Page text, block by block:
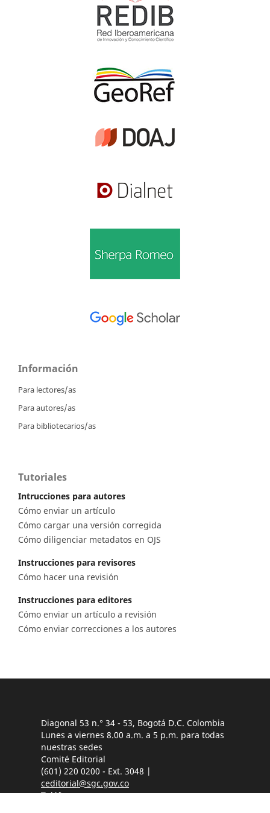
Información
Para lectores/as
Para autores/as
Para bibliotecarios/as
Tutoriales
Intrucciones para autores
Cómo enviar un artículo
Cómo cargar una versión corregida
Cómo diligenciar metadatos en OJS
Instrucciones para revisores
Cómo hacer una revisión
Instrucciones para editores
Cómo enviar un artículo a revisión
Cómo enviar correcciones a los autores
Diagonal 53 n.° 34 - 53, Bogotá D.C. Colombia
Lunes a viernes 8.00 a.m. a 5 p.m. para todas
nuestras sedes
Comité Editorial
(601) 220 0200 - Ext. 3048 |
ceditorial@sgc.gov.co
Teléfono